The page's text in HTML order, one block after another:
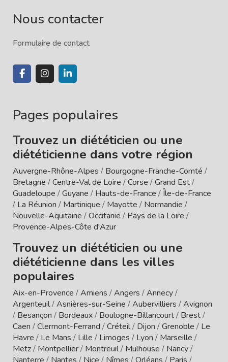
Nous contacter
Formulaire de contact
Pages populaires
Trouvez un diététicien ou une
diététicienne dans votre région
Auvergne-Rhône-Alpes / Bourgogne-Franche-Comté /
Bretagne /Centre-Val de Loire /Corse /Grand Est/
Guadeloupe /Guyane / Hauts-de-France /Île-de-France
/ La Réunion / Martinique / Mayotte / Normandie /
Nouvelle-Aquitaine /Occitanie / Pays de la Loire /
Provence-Alpes-Côte d'Azur
Trouvez un diététicien ou une
diététicienne dans les villes
populaires
Aix-en-Provence /Amiens /Angers /Annecy/
Argenteuil/Asnières-sur-Seine /Aubervilliers /Avignon
/ Besançon / Bordeaux/ Boulogne-Billancourt/ Brest/
Caen /Clermont-Ferrand /Créteil/ Dijon /Grenoble / Le
Havre / Le Mans / Lille / Limoges / Lyon / Marseille /
Metz/ Montpellier/ Montreuil/ Mulhouse / Nancy/